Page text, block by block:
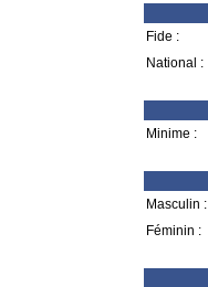
Fide :
National :
Minime :
Masculin :
Féminin :